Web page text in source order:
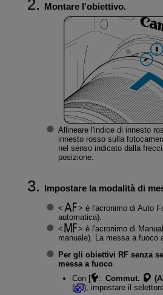
Montare l'obiettivo.
Allineare l'indice di innesto
innesto rosso sulla
nel senso indicato dalla
posizione.
Impostare la modalità di
è l'acronimo di Auto
automatica).
è l'acronimo di
manuale). La messa a fuoco
Per gli obiettivi RF senza
messa a fuoco
Con [
: Commut.
(
), impostare il